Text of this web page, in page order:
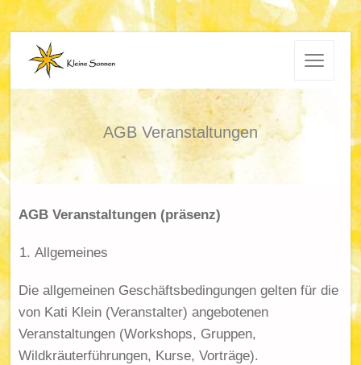
AGB Veranstaltungen
AGB Veranstaltungen (präsenz)
Allgemeines
Die allgemeinen Geschäftsbedingungen gelten für die
von Kati Klein (Veranstalter) angebotenen
Veranstaltungen (Workshops, Gruppen,
Wildkräuterführungen, Kurse, Vorträge).